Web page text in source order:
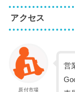
アクセス
原付市場
営